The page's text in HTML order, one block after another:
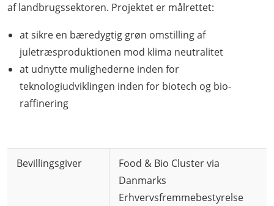
af landbrugssektoren. Projektet er målrettet:
at sikre en bæredygtig grøn omstilling af
juletræsproduktionen mod klima neutralitet
at udnytte mulighederne inden for
teknologiudviklingen inden for biotech og bio-
raffinering
Bevillingsgiver
Food & Bio Cluster via
Danmarks
Erhvervsfremmebestyrelse